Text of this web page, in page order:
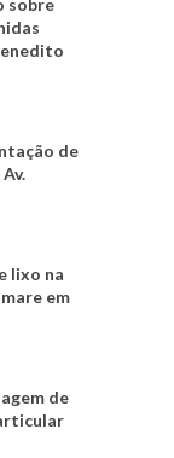
sobre
de
lixo na
em
de